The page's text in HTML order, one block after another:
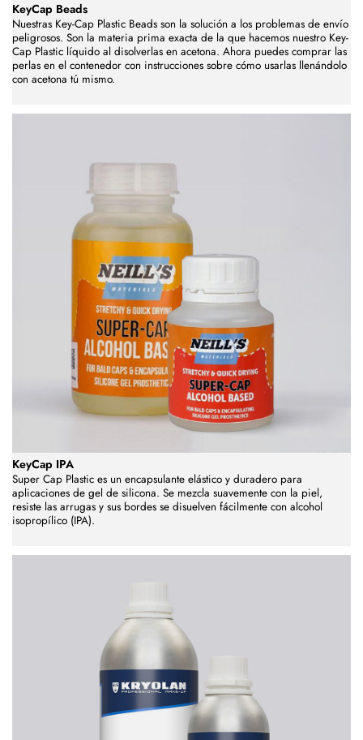
KeyCap Beads
Nuestras Key-Cap Plastic Beads son la solución a los problemas de envío
peligrosos. Son la materia prima exacta de la que hacemos nuestro Key-
Cap Plastic líquido al disolverlas en acetona. Ahora puedes comprar las
perlas en el contenedor con instrucciones sobre cómo usarlas llenándolo
con acetona tú mismo.
KeyCap IPA
Super Cap Plastic es un encapsulante elástico y duradero para
aplicaciones de gel de silicona. Se mezcla suavemente con la piel,
resiste las arrugas y sus bordes se disuelven fácilmente con alcohol
isopropílico (IPA).